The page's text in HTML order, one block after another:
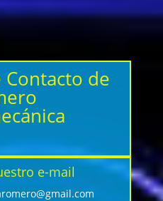
Contacto de
e-mail